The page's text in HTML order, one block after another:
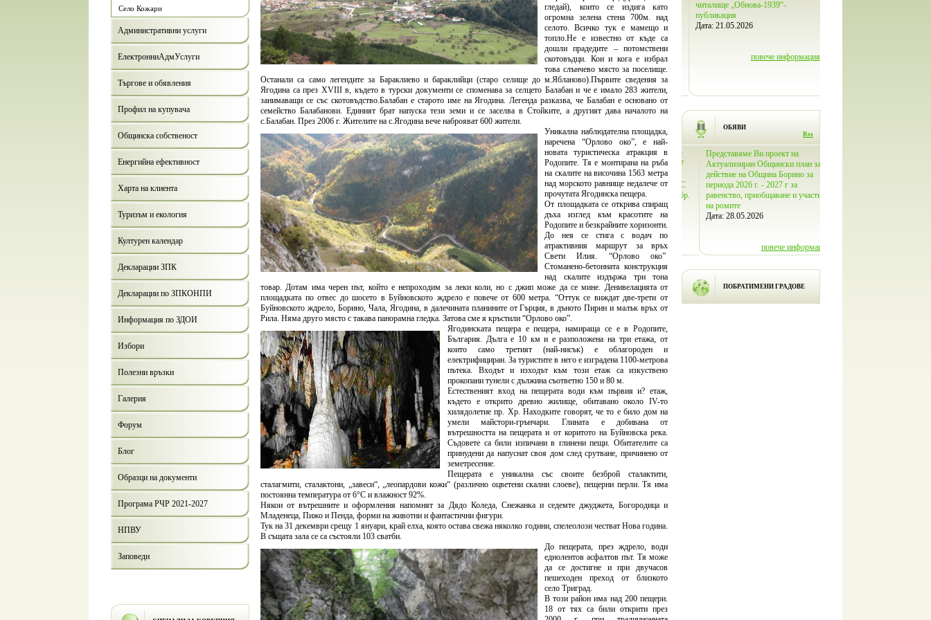
Село Кожари
Административни услуги
ЕлектронниАдмУслуги
Търгове и обявления
Профил на купувача
Общинска собственост
Енергийна ефективност
Харта на клиента
Туризъм и екология
Културен календар
Декларации ЗПК
Декларации по ЗПКОНПИ
Информация по ЗДОИ
Избори
Полезни връзки
Галерия
Форум
Блог
Образци на документи
Програма РЧР 2021-2027
НПВУ
Заповеди
гледай), които се издига като
огромна зелена стена 700м. над
селото. Всичко тук е мамещо и
топло.Не е известно от къде са
дошли прадедите – потомствени
скотовъдци. Кои и кога е избрал
това слънчево място за поселище.
Останали са само легендите за Бараклиево и бараклийци (старо селище до м.Ябланово).Първите сведения за
Ягодина са през ХVІІІ в, където в турски документи се споменава за селцето Балабан и че е имало 283 жители,
занимаващи се със скотовъдство.Балабан е старото име на Ягодина. Легенда разказва, че Балабан е основано от
семейство Балабанови. Единият брат напуска тези земи и се заселва в Стойките, а другият дава началото на
с.Балабан. През 2006 г. Жителите на с.Ягодина вече наброяват 600 жители.
Уникална наблюдателна площадка,
наречена “Орлово око”, е най-
новата туристическа атракция в
Родопите. Тя е монтирана на ръба
на скалите на височина 1563 метра
над морското равнище недалече от
прочутата Ягодинска пещера.
От площадката се открива спиращ
дъха изглед към красотите на
Родопите и безкрайните хоризонти.
До нея се стига с водач по
атрактивния маршрут за връх
Свети Илия. “Орлово око”
Стоманено-бетонната конструкция
над скалите издържа три тона
товар. Дотам има черен път, който е непроходим за леки коли, но с джип може да се мине. Денивелацията от
площадката по отвес до шосето в Буйновското ждрело е повече от 600 метра. “Оттук се виждат две-трети от
Буйновското ждрело, Борино, Чала, Ягодина, в далечината планините от Гърция, в дъното Пирин и малък връх от
Рила. Няма друго място с такава панорамна гледка. Затова сме я кръстили “Орлово око”.
Ягодинската пещера е пещера, намираща се е в Родопите,
България. Дълга е 10 км и е разположена на три етажа, от
които само третият (най-нисък) е облагороден и
електрифициран. За туристите в него е изградена 1100-метрова
пътека. Входът и изходът към този етаж са изкуствено
прокопани тунели с дължина съответно 150 и 80 м.
Естественият вход на пещерата води към първия и? етаж,
където е открито древно жилище, обитавано около IV-то
хилядолетие пр. Хр. Находките говорят, че то е било дом на
умели майстори-грънчари. Глината е добивана от
вътрешността на пещерата и от коритото на Буйновска река.
Съдовете са били изпичани в глинени пещи. Обитателите са
принудени да напуснат своя дом след срутване, причинено от
земетресение.
Пещерата е уникална със своите безброй сталактити,
сталагмити, сталактони, „завеси“, „леопардови кожи“ (различно оцветени скални слоеве), пещерни перли. Тя има
постоянна температура от 6°C и влажност 92%.
Някои от вътрешните и оформления напомнят за Дядо Коледа, Снежанка и седемте джуджета, Богородица и
Младенеца, Пижо и Пенда, форми на животни и фантастични фигури.
Тук на 31 декември срещу 1 януари, край елха, която остава свежа няколко години, спелеолози честват Нова година.
В същата зала се са състояли 103 сватби.
До пещерата, през ждрело, води
еднолентов асфалтов път. Тя може
да се достигне и при двучасов
пешеходен преход от близкото
село Триград.
В този район има над 200 пещери.
18 от тях са били открити през
България с план за мирно
съжителство с мечките
Дата: 05.08.2026
повече информация
Договор:BG16FFPR002-4.007-
0001-C01 от 17.07.2026г.
Дата:
20.07.2026
повече информация
читалище „Обнова-1939“-
публикация
Дата: 21.05.2026
повече информация
ОБЯВИ
Rss
Покана за публично обсъждане
Годишния отчет за изпълнението и
приключването на Общинския
бюджет за 2025 г. на Община
Борино
Дата: 03.08.2026
повече информация
Община Борино в съответствие с
изискванията на основание чл. 37
(1) от Наредба за планирането на
социалните услуги, приета с ПМС
№ 133 от 6.04.2021 г., обн., ДВ, бр.
29 от 9.04.2021 г. публикува за
обществено обсъждане на
Общински годишен план за соц
Дата: 04.06.2026
повече информация
Представяме Ви проект на
Актуализиран Общински план за
действие на Община Борино за
периода 2026 г. - 2027 г за
равенство, приобщаване и участие
на ромите
Дата: 28.05.2026
повече информация
ПОБРАТИМЕНИ ГРАДОВЕ